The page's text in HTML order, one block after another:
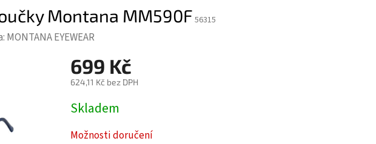
Montana MM590F56315
MONTANA EYEWEAR
699 Kč
624,11 Kč bez DPH
Měrná
cena:
Skladem
Možnosti doručení